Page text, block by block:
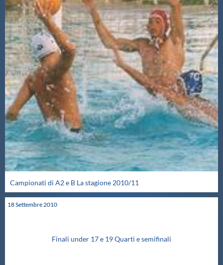
Campionati di A2 e B La stagione 2010/11
18Settembre2010
Finali under 17 e 19 Quarti e semifinali